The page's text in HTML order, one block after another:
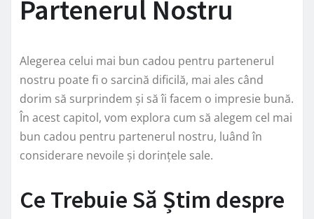
Partenerul Nostru
Alegerea celui mai bun cadou pentru partenerul
nostru poate fi o sarcină dificilă, mai ales când
dorim să surprindem și să îi facem o impresie bună.
În acest capitol, vom explora cum să alegem cel mai
bun cadou pentru partenerul nostru, luând în
considerare nevoile și dorințele sale.
Ce Trebuie Să Știm despre